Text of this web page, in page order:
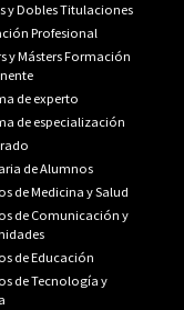
y Dobles Titulaciones
Profesional
y Másters Formación
de experto
de especialización
de Alumnos
de Medicina y Salud
de Comunicación y
de Educación
de Tecnología y